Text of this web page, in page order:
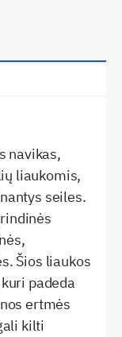
navikas,
liaukomis,
seiles.
Šios liaukos
padeda
ertmės
kilti